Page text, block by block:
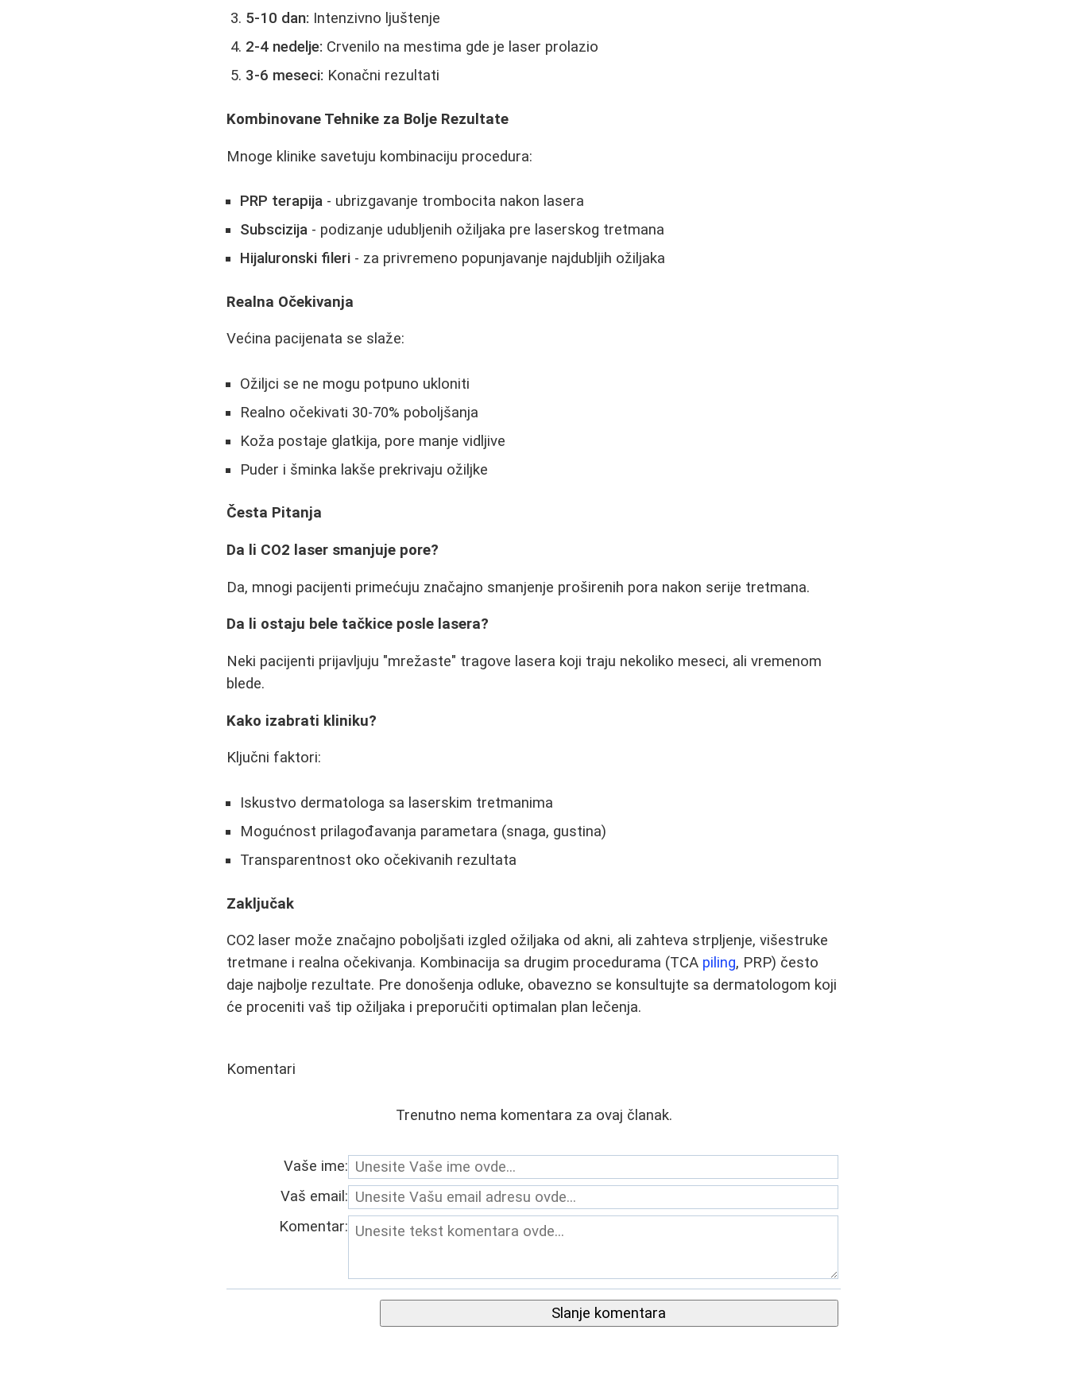
5-10 dan: Intenzivno ljuštenje
2-4 nedelje: Crvenilo na mestima gde je laser prolazio
3-6 meseci: Konačni rezultati
Kombinovane Tehnike za Bolje Rezultate
Mnoge klinike savetuju kombinaciju procedura:
PRP terapija - ubrizgavanje trombocita nakon lasera
Subscizija - podizanje udubljenih ožiljaka pre laserskog tretmana
Hijaluronski fileri - za privremeno popunjavanje najdubljih ožiljaka
Realna Očekivanja
Većina pacijenata se slaže:
Ožiljci se ne mogu potpuno ukloniti
Realno očekivati 30-70% poboljšanja
Koža postaje glatkija, pore manje vidljive
Puder i šminka lakše prekrivaju ožiljke
Česta Pitanja
Da li CO2 laser smanjuje pore?
Da, mnogi pacijenti primećuju značajno smanjenje proširenih pora nakon serije tretmana.
Da li ostaju bele tačkice posle lasera?
Neki pacijenti prijavljuju "mrežaste" tragove lasera koji traju nekoliko meseci, ali vremenom
blede.
Kako izabrati kliniku?
Ključni faktori:
Iskustvo dermatologa sa laserskim tretmanima
Mogućnost prilagođavanja parametara (snaga, gustina)
Transparentnost oko očekivanih rezultata
Zaključak
CO2 laser može značajno poboljšati izgled ožiljaka od akni, ali zahteva strpljenje, višestruke
tretmane i realna očekivanja. Kombinacija sa drugim procedurama (TCA piling, PRP) često
daje najbolje rezultate. Pre donošenja odluke, obavezno se konsultujte sa dermatologom koji
će proceniti vaš tip ožiljaka i preporučiti optimalan plan lečenja.
Komentari
Trenutno nema komentara za ovaj članak.
Vaše ime:
Vaš email:
Komentar:
Slanje komentara